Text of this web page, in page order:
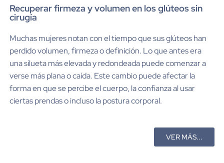
Recuperar firmeza y volumen en los glúteos sin
cirugía
Muchas mujeres notan con el tiempo que sus glúteos han
perdido volumen, firmeza o definición. Lo que antes era
una silueta más elevada y redondeada puede comenzar a
verse más plana o caída. Este cambio puede afectar la
forma en que se percibe el cuerpo, la confianza al usar
ciertas prendas o incluso la postura corporal.
VER MÁS...